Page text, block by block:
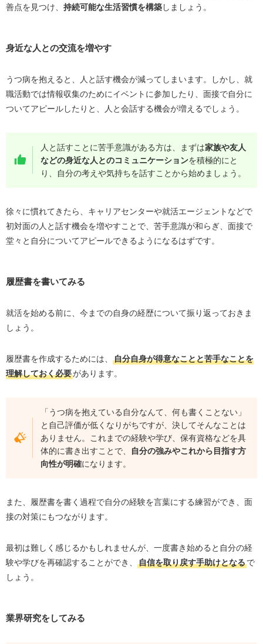
善点を見つけ、 持続可能な生活習慣を構築しましょう。
身近な人との交流を増やす
うつ病を抱えると、人と話す機会が減ってしまいます。しかし、就
職活動では情報収集のためにイベントに参加したり、面接で自分に
ついてアピールしたりと、人と会話する機会が増えるでしょう。
人と話すことに苦手意識がある方は、まずは家族や友人
などの身近な人とのコミュニケーションを積極的にと
り、自分の考えや気持ちを話すことから始めましょう。
徐々に慣れてきたら、キャリアセンターや就活エージェントなどで
初対面の人と話す機会を増やすことで、苦手意識が和らぎ、面接で
堂々と自分についてアピールできるようになるはずです。
履歴書を書いてみる
就活を始める前に、今までの自身の経歴について振り返っておきま
しょう。
履歴書を作成するためには、
自分自身が得意なことと苦手なことを
理解しておく必要があります。
「うつ病を抱えている自分なんて、何も書くことない」
と自己評価が低くなりがちですが、決してそんなことは
ありません。これまでの経験や学び、保有資格などを具
体的に書き出すことで、 自分の強みやこれから目指す方
向性が明確になります。
また、履歴書を書く過程で自分の経験を言葉にする練習ができ、面
接の対策にもつながります。
最初は難しく感じるかもしれませんが、一度書き始めると自分の経
験や学びを再確認することができ、
自信を取り戻す手助けとなるで
しょう。
業界研究をしてみる